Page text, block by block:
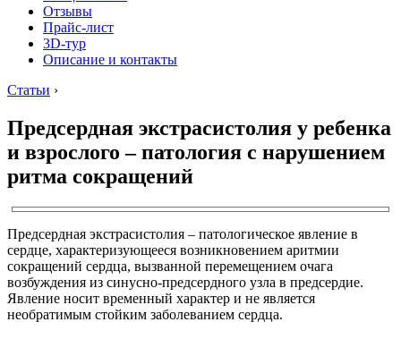
Отзывы
Прайс-лист
3D-тур
Описание и контакты
Статьи ›
Предсердная экстрасистолия у ребенка
и взрослого – патология с нарушением
ритма сокращений
Предсердная экстрасистолия – патологическое явление в
сердце, характеризующееся возникновением аритмии
сокращений сердца, вызванной перемещением очага
возбуждения из синусно-предсердного узла в предсердие.
Явление носит временный характер и не является
необратимым стойким заболеванием сердца.